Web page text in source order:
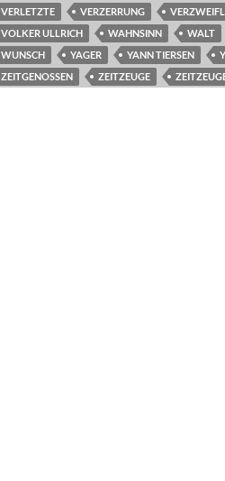
VERLETZTE
VERZERRUNG
VOLKER ULLRICH
WAHNSINN WALT
WUNSCH
YAGER YANN TIERSEN
ZEITGENOSSEN
ZEITZEUGE